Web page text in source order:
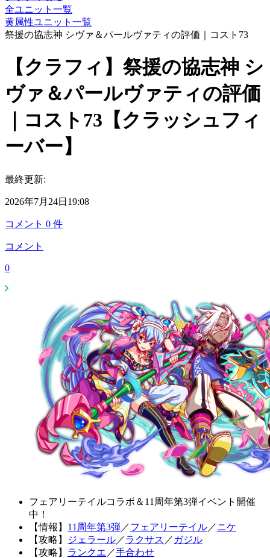
全ユニット一覧
黄属性ユニット一覧
祭援の協志神 シヴァ＆パールヴァティの評価｜コスト73
【クラフィ】祭援の協志神 シ
ヴァ＆パールヴァティの評価
｜コスト73【クラッシュフィ
ーバー】
最終更新:
2026年7月24日19:08
コメント 0 件
コメント
0
フェアリーテイルコラボ＆11周年第3弾イベント開催
中！
【情報】 11周年第3弾／フェアリーテイル／ニケ
【攻略】
ジェラール／ラクサス ／ ガジル
【攻略】 ランクエ ／手合わせ